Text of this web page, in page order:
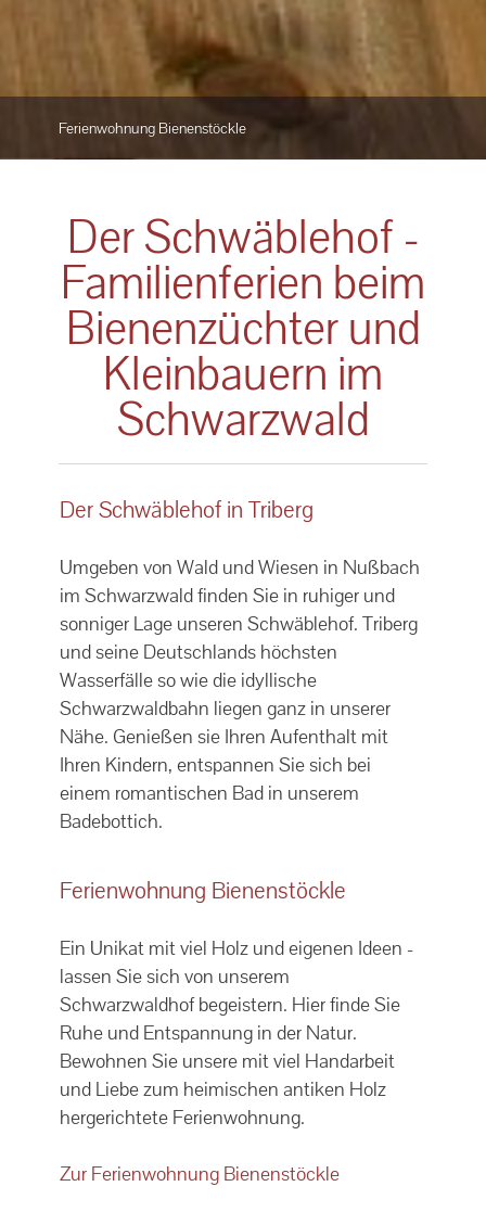
Ferienwohnung Zwitscherkästle
Der Schwäblehof -
Familienferien beim
Bienenzüchter und
Kleinbauern im
Schwarzwald
Der Schwäblehof in Triberg
Umgeben von Wald und Wiesen in Nußbach
im Schwarzwald finden Sie in ruhiger und
sonniger Lage unseren Schwäblehof. Triberg
und seine Deutschlands höchsten
Wasserfälle so wie die idyllische
Schwarzwaldbahn liegen ganz in unserer
Nähe. Genießen sie Ihren Aufenthalt mit
Ihren Kindern, entspannen Sie sich bei
einem romantischen Bad in unserem
Badebottich.
Ferienwohnung Bienenstöckle
Ein Unikat mit viel Holz und eigenen Ideen -
lassen Sie sich von unserem
Schwarzwaldhof begeistern. Hier finde Sie
Ruhe und Entspannung in der Natur.
Bewohnen Sie unsere mit viel Handarbeit
und Liebe zum heimischen antiken Holz
hergerichtete Ferienwohnung.
Zur Ferienwohnung Bienenstöckle